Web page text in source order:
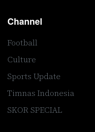
Channel
Football
Culture
Sports Update
Timnas Indonesia
SKOR SPECIAL